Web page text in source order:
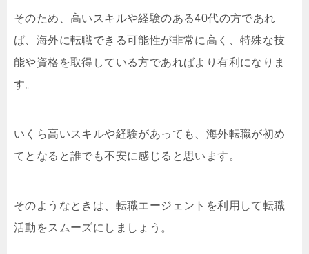
そのため、高いスキルや経験のある40代の方であれ
ば、海外に転職できる可能性が非常に高く、特殊な技
能や資格を取得している方であればより有利になりま
す。
いくら高いスキルや経験があっても、海外転職が初め
てとなると誰でも不安に感じると思います。
そのようなときは、転職エージェントを利用して転職
活動をスムーズにしましょう。